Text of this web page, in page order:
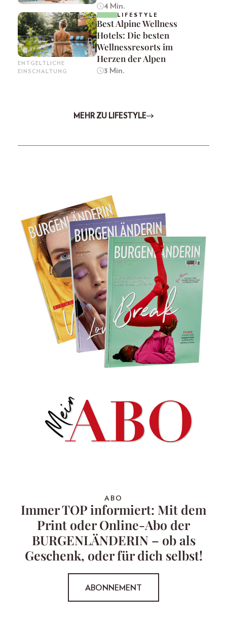
4 Min.
ENTGELTLICHE
EINSCHALTUNG
LIFESTYLE
Best Alpine Wellness
Hotels: Die besten
Wellnessresorts im
Herzen der Alpen
3 Min.
MEHR ZU LIFESTYLE
ABO
Immer TOP informiert: Mit dem
Print oder Online-Abo der
BURGENLÄNDERIN – ob als
Geschenk, oder für dich selbst!
ABONNEMENT